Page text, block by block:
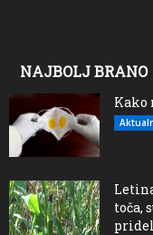
NAJBOLJ BRANO
Kako
toča,